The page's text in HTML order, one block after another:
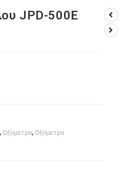
JPD-500E
, Οξύμετρα, Οξύμετρα